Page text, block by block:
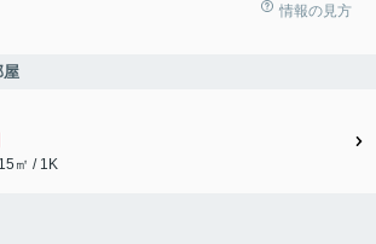
情報の見方
屋
㎡ / 1K